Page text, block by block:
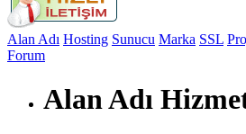
Alan Adı Hosting Sunucu Marka SSL
Forum
Alan Adı